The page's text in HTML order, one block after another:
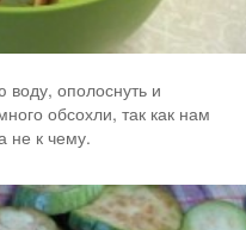
воду, ополоснуть и
обсохли, так как нам
не к чему.